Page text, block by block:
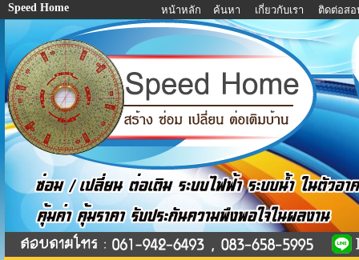
Speed Home หน้าหลัก ค้นหา เกี่ยวกับเรา ติดต่อส